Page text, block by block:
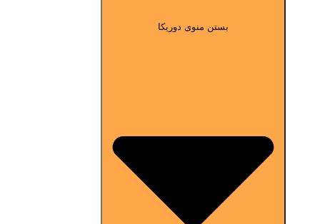
بستن منوی دوریکا